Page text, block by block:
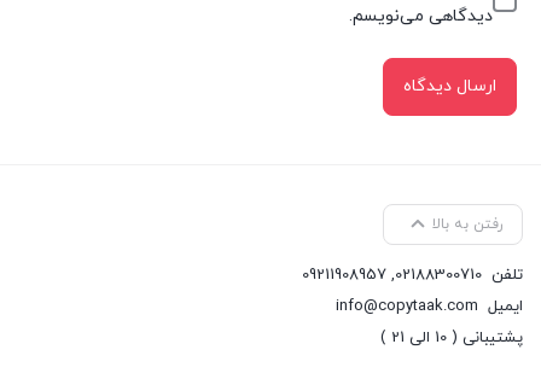
دیدگاهی می‌نویسم.
رفتن به بالا
تلفن 02188300710
,
09211908957
ایمیل info@copytaak.com
پشتیبانی ( 10 الی 21 )